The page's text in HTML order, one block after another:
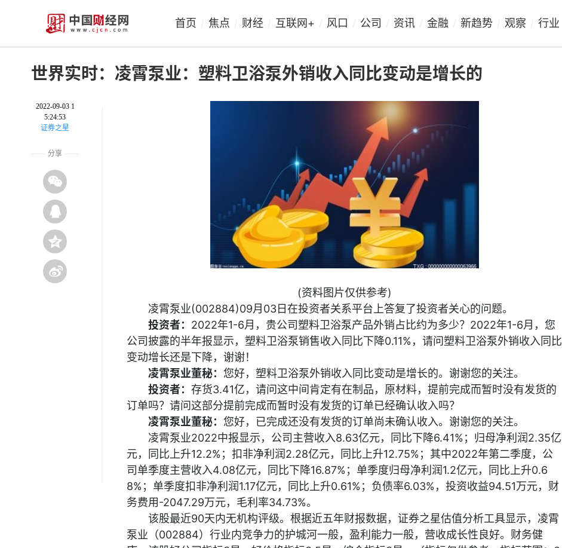
首页 焦点 财经 互联网+ 风口 公司 资讯 金融 新趋势 观察 行业
世界实时：凌霄泵业：塑料卫浴泵外销收入同比变动是增长的
2022-09-03 1
5:24:53
证券之星
分享
(资料图片仅供参考)
凌霄泵业(002884)09月03日在投资者关系平台上答复了投资者关心的问题。
投资者： 2022年1-6月，贵公司塑料卫浴泵产品外销占比约为多少？2022年1-6月，您
公司披露的半年报显示，塑料卫浴泵销售收入同比下降0.11%，请问塑料卫浴泵外销收入同比
变动增长还是下降，谢谢！
凌霄泵业董秘： 您好，塑料卫浴泵外销收入同比变动是增长的。谢谢您的关注。
投资者： 存货3.41亿，请问这中间肯定有在制品，原材料，提前完成而暂时没有发货的
订单吗？请问这部分提前完成而暂时没有发货的订单已经确认收入吗？
凌霄泵业董秘： 您好，已完成还没有发货的订单尚未确认收入。谢谢您的关注。
凌霄泵业2022中报显示，公司主营收入8.63亿元，同比下降6.41%；归母净利润2.35亿
元，同比上升12.2%；扣非净利润2.28亿元，同比上升12.75%；其中2022年第二季度，公
司单季度主营收入4.08亿元，同比下降16.87%；单季度归母净利润1.2亿元，同比上升0.6
8%；单季度扣非净利润1.17亿元，同比上升0.61%；负债率6.03%，投资收益94.51万元，财
务费用-2047.29万元，毛利率34.73%。
该股最近90天内无机构评级。根据近五年财报数据，证券之星估值分析工具显示，凌霄
泵业（002884）行业内竞争力的护城河一般，盈利能力一般，营收成长性良好。财务健